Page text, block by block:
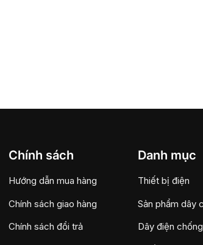
Chính sách
Hướng dẫn mua hàng
Chính sách giao hàng
Chính sách đổi trả
Danh mục
Thiết bị điện
Sản phẩm dây
Dây điện